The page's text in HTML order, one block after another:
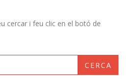
cercar i feu clic en el botó de
CERCA